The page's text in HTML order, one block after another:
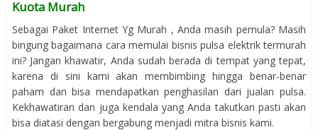
Kuota Murah
Sebagai Paket Internet Yg Murah , Anda masih pemula? Masih
bingung bagaimana cara memulai bisnis pulsa elektrik termurah
ini? Jangan khawatir, Anda sudah berada di tempat yang tepat,
karena di sini kami akan membimbing hingga benar-benar
paham dan bisa mendapatkan penghasilan dari jualan pulsa.
Kekhawatiran dan juga kendala yang Anda takutkan pasti akan
bisa diatasi dengan bergabung menjadi mitra bisnis kami.